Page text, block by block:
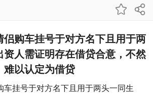
购车挂号于对方名下且用于两
资人需证明存在借贷合意，不然
难以认定为借贷
车挂号于对方名下且用于两头一同生